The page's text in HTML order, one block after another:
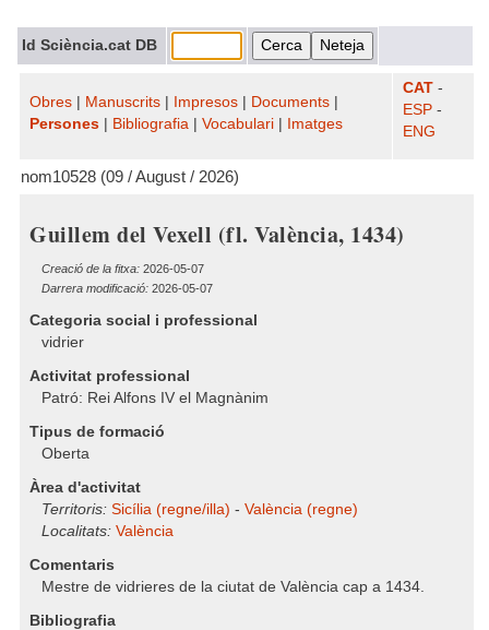
Id Sciència.cat DB
Obres Manuscrits Impresos Documents
Persones
Bibliografia Vocabulari Imatges
CAT -
ESP -
ENG
nom10528 (09 / August / 2026)
Guillem del Vexell (fl. València, 1434)
Creació de la fitxa: 2026-05-07
Darrera modificació: 2026-05-07
Categoria social i professional
vidrier
Activitat professional
Patró: Rei Alfons IV el Magnànim
Tipus de formació
Oberta
Àrea d'activitat
Territoris: Sicília (regne/illa) - València (regne)
Localitats: València
Comentaris
Mestre de vidrieres de la ciutat de València cap a 1434.
Bibliografia